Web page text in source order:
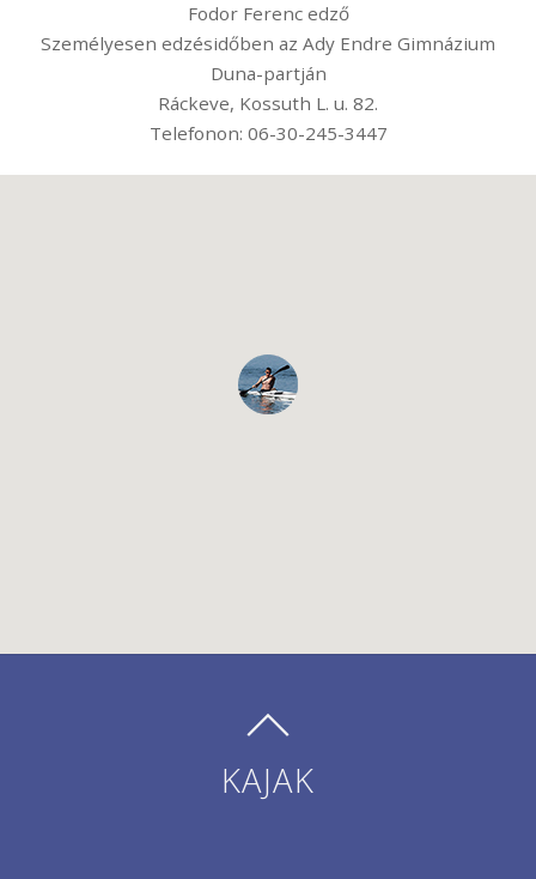
Fodor Ferenc edző
Személyesen edzésidőben az Ady Endre Gimnázium
Duna-partján
Ráckeve, Kossuth L. u. 82.
Telefonon: 06-30-245-3447
KAJAK